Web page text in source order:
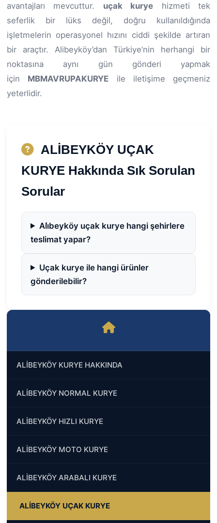
ALİBEYKÖY KURYE HAKKINDA
ALİBEYKÖY NORMAL KURYE
ALİBEYKÖY HIZLI KURYE
ALİBEYKÖY MOTO KURYE
ALİBEYKÖY ARABALI KURYE
ALİBEYKÖY UÇAK KURYE
avantajları mevcuttur. uçak kurye hizmeti tek
seferlik bir lüks değil, doğru kullanıldığında
işletmelerin operasyonel hızını ciddi şekilde artıran
bir araçtır. Alibeyköy’dan Türkiye’nin herhangi bir
noktasına aynı gün gönderi yapmak
için MBMAVRUPAKURYE ile iletişime geçmeniz
yeterlidir.
ALİBEYKÖY UÇAK
KURYE Hakkında Sık Sorulan
Sorular
Ali̇beyköy uçak kurye hangi şehirlere
teslimat yapar?
Uçak kurye ile hangi ürünler
gönderilebilir?